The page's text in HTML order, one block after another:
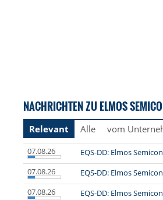
NACHRICHTEN ZU ELMOS
Relevant Alle vom
07.08.26 EQS-DD: Elmos
07.08.26
EQS-DD: Elmos
07.08.26
EQS-DD: Elmos